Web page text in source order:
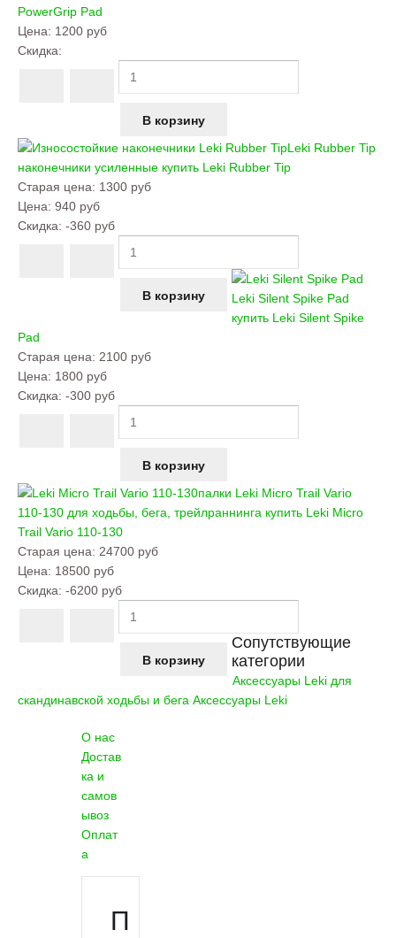
PowerGrip Pad
Цена: 1200 руб
Скидка:
Leki Rubber Tip
наконечники усиленные купить Leki Rubber Tip
Старая цена: 1300 руб
Цена: 940 руб
Скидка: -360 руб
Leki Silent Spike Pad
купить Leki Silent Spike
Pad
Старая цена: 2100 руб
Цена: 1800 руб
Скидка: -300 руб
палки Leki Micro Trail Vario
110-130 для ходьбы, бега, трейлраннинга купить Leki Micro
Trail Vario 110-130
Старая цена: 24700 руб
Цена: 18500 руб
Скидка: -6200 руб
Сопутствующие
категории
Аксессуары Leki для
скандинавской ходьбы и бега Аксессуары Leki
О нас
Достав
ка и
самов
ывоз
Оплат
а
П